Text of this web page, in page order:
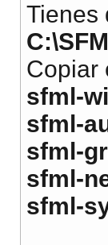
Tienes
Copiar
sfml-
sfml-
sfml-
sfml-
sfml-